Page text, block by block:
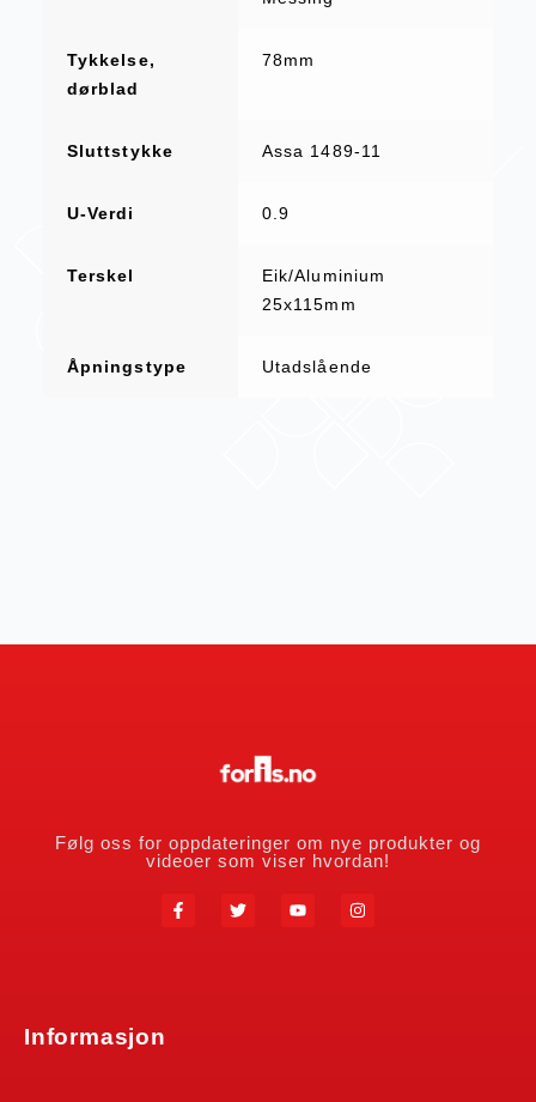
Tykkelse,
dørblad
78mm
Sluttstykke Assa 1489-11
U-Verdi 0.9
Terskel
Eik/Aluminium
25x115mm
Åpningstype Utadslående
Følg oss for oppdateringer om nye produkter og
videoer som viser hvordan!
Informasjon